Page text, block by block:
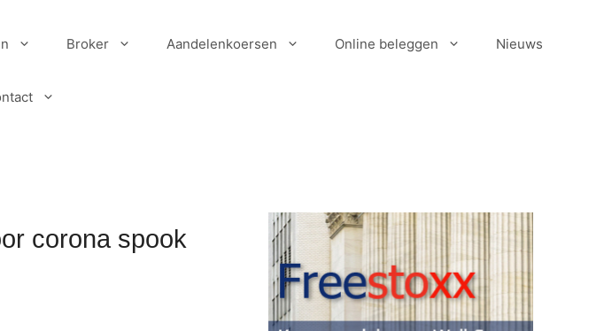
Broker Aandelenkoersen Online beleggen Nieuws
corona spook